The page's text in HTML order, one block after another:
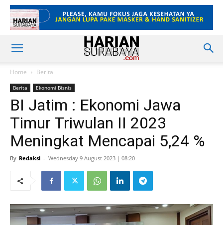
Home Berita
Berita Ekonomi Bisnis
BI Jatim : Ekonomi Jawa
Timur Triwulan II 2023
Meningkat Mencapai 5,24 %
By Redaksi - Wednesday 9 August 2023 | 08:20